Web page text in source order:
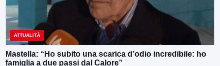
ATTUALITÀ
Mastella: “Ho subito una scarica d’odio incredibile: ho
famiglia a due passi dal Calore”